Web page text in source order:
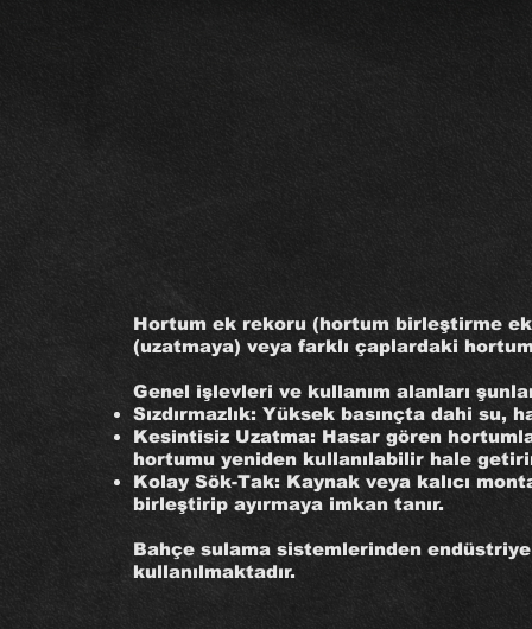
Hortum ek rekoru (hortum birleştirme
(uzatmaya) veya farklı çaplardaki
Genel işlevleri ve kullanım alanları
Sızdırmazlık: Yüksek basınçta dahi su,
Kesintisiz Uzatma: Hasar gören
hortumu yeniden kullanılabilir hale
Kolay Sök-Tak: Kaynak veya kalıcı
birleştirip ayırmaya imkan tanır.
Bahçe sulama sistemlerinden
kullanılmaktadır.